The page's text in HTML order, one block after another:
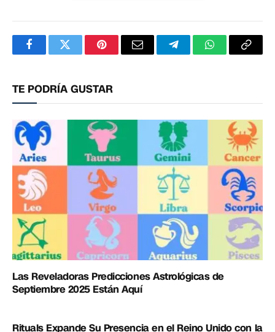
FacebookTwitterPinterestCorreoTelegramWhatsApp
TE PODRÍA GUSTAR
Las Reveladoras Predicciones Astrológicas de
Septiembre 2025 Están Aquí
Rituals Expande Su Presencia en el Reino Unido con la